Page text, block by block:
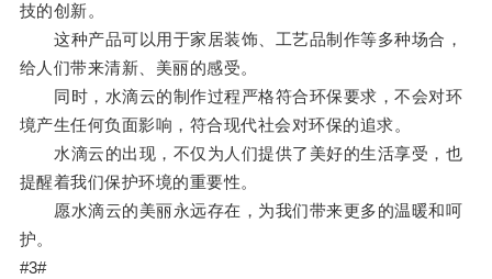
技的创新。
这种产品可以用于家居装饰、工艺品制作等多种场合，
给人们带来清新、美丽的感受。
同时，水滴云的制作过程严格符合环保要求，不会对环
境产生任何负面影响，符合现代社会对环保的追求。
水滴云的出现，不仅为人们提供了美好的生活享受，也
提醒着我们保护环境的重要性。
愿水滴云的美丽永远存在，为我们带来更多的温暖和呵
护。
#3#